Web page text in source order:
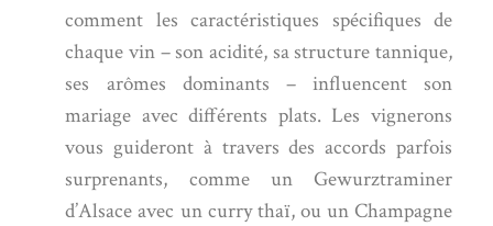
comment les caractéristiques spécifiques de
chaque vin – son acidité, sa structure tannique,
ses arômes dominants – influencent son
mariage avec différents plats. Les vignerons
vous guideront à travers des accords parfois
surprenants, comme un Gewurztraminer
d’Alsace avec un curry thaï, ou un Champagne